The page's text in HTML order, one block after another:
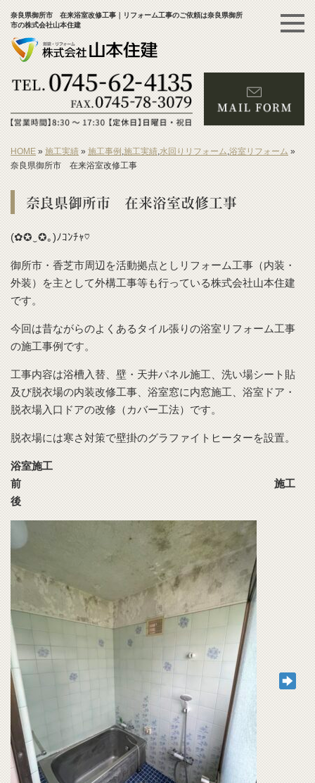
奈良県御所市 在来浴室改修工事｜リフォーム工事のご依頼は奈良県御所
市の株式会社山本住建
HOME » 施工実績 » 施工事例 ,施工実績,水回りリフォーム,浴室リフォーム »
奈良県御所市 在来浴室改修工事
奈良県御所市 在来浴室改修工事
(✿✪‿✪｡)ﾉｺﾝﾁｬ♡
御所市・香芝市周辺を活動拠点としリフォーム工事（内装・
外装）を主として外構工事等も行っている株式会社山本住建
です。
今回は昔ながらのよくあるタイル張りの浴室リフォーム工事
の施工事例です。
工事内容は浴槽入替、壁・天井パネル施工、洗い場シート貼
及び脱衣場の内装改修工事、浴室窓に内窓施工、浴室ドア・
脱衣場入口ドアの改修（カバー工法）です。
脱衣場には寒さ対策で壁掛のグラファイトヒーターを設置。
浴室施工
前 施工
後